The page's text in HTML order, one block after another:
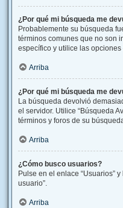
¿Por qué mi búsqueda me
Probablemente su búsqueda
términos comunes que no son
específico y utilice las
Arriba
¿Por qué mi búsqueda me
La búsqueda devolvió
el servidor. Utilice “Búsqueda
términos y foros de su
Arriba
¿Cómo busco usuarios?
Pulse en el enlace “Usuarios”
usuario”.
Arriba